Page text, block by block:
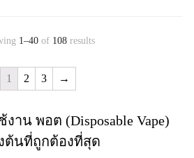
1–40of 108results
1 2 3 →
าน พอต (Disposable Vape)
ต้นที่ถูกต้องที่สุด